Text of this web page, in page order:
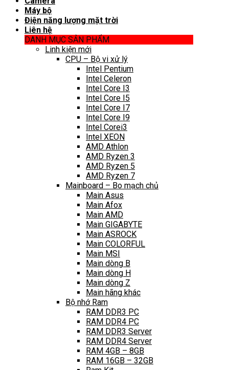
Máy bộ
Điện năng lượng mặt trời
Liên hệ
DANH MỤC SẢN PHẨM
Linh kiện mới
CPU – Bộ vi xử lý
Intel Pentium
Intel Celeron
Intel Core I3
Intel Core I5
Intel Core I7
Intel Core I9
Intel Corei3
Intel XEON
AMD Athlon
AMD Ryzen 3
AMD Ryzen 5
AMD Ryzen 7
Mainboard – Bo mạch chủ
Main Asus
Main Afox
Main AMD
Main GIGABYTE
Main ASROCK
Main COLORFUL
Main MSI
Main dòng B
Main dòng H
Main dòng Z
Main hãng khác
Bộ nhớ Ram
RAM DDR3 PC
RAM DDR4 PC
RAM DDR3 Server
RAM DDR4 Server
RAM 4GB – 8GB
RAM 16GB – 32GB